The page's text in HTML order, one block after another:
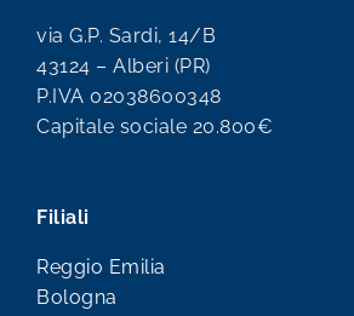
via G.P. Sardi, 14/B
43124 – Alberi (PR)
P.IVA 02038600348
Capitale sociale 20.800€
Filiali
Reggio Emilia
Bologna